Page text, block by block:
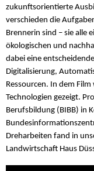
zukunftsorientierte
verschieden die
Brennerin sind – sie alle
ökologischen und
dabei eine
Digitalisierung,
Ressourcen. In dem
Technologien gezeigt.
Berufsbildung (BIBB) in
Dreharbeiten fand in
Landwirtschaft Haus